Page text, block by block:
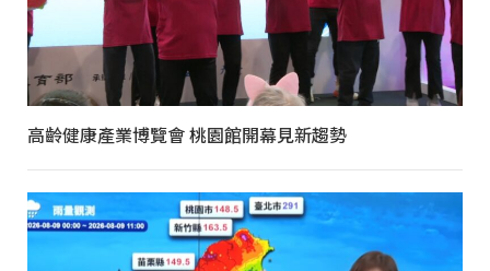
高齡健康產業博覽會 桃園館開幕見新趨勢